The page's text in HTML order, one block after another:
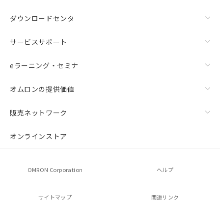
ダウンロードセンタ
サービスサポート
eラーニング・セミナ
オムロンの提供価値
販売ネットワーク
オンラインストア
OMRON Corporation ヘルプ
サイトマップ 関連リンク